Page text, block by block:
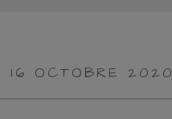
16 OCTOBRE 2020